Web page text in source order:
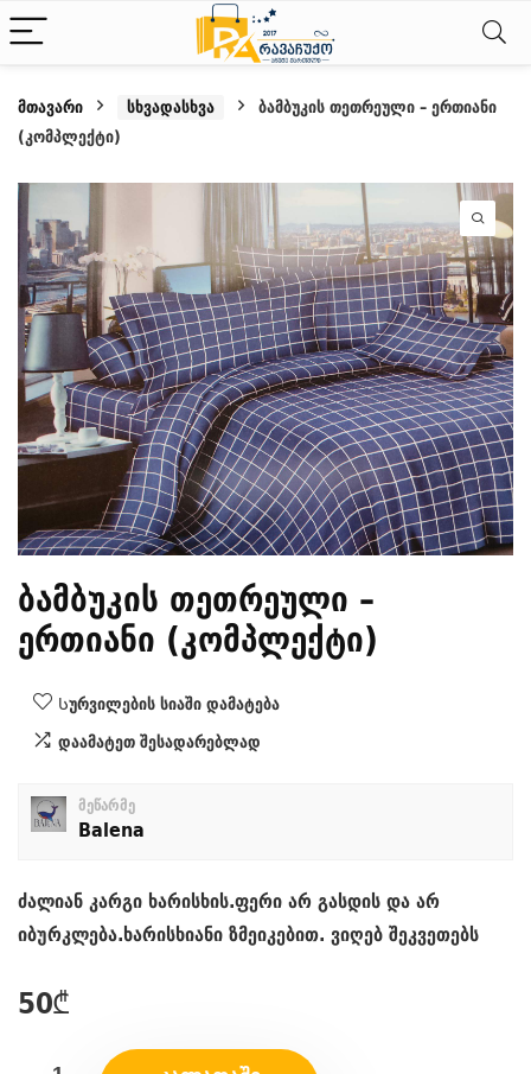
მთავარი სხვადასხვა
ბამბუკის თეთრეული – ერთიანი
(კომპლექტი)
ბამბუკის თეთრეული –
ერთიანი (კომპლექტი)
Სურვილების სიაში დამატება
დაამატეთ შესადარებლად
მეწარმე
Balena
ძალიან კარგი ხარისხის.ფერი არ გასდის და არ
იბურკლება.ხარისხიანი ზმეიკებით. ვიღებ შეკვეთებს
50₾